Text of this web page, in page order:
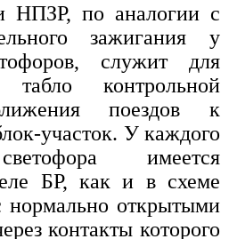
НПЗР, по аналогии с
зажигания у
служит для
контрольной
поездов к
участок. У каждого
имеется
БР, как и в схеме
нормально открытыми
контакты которого